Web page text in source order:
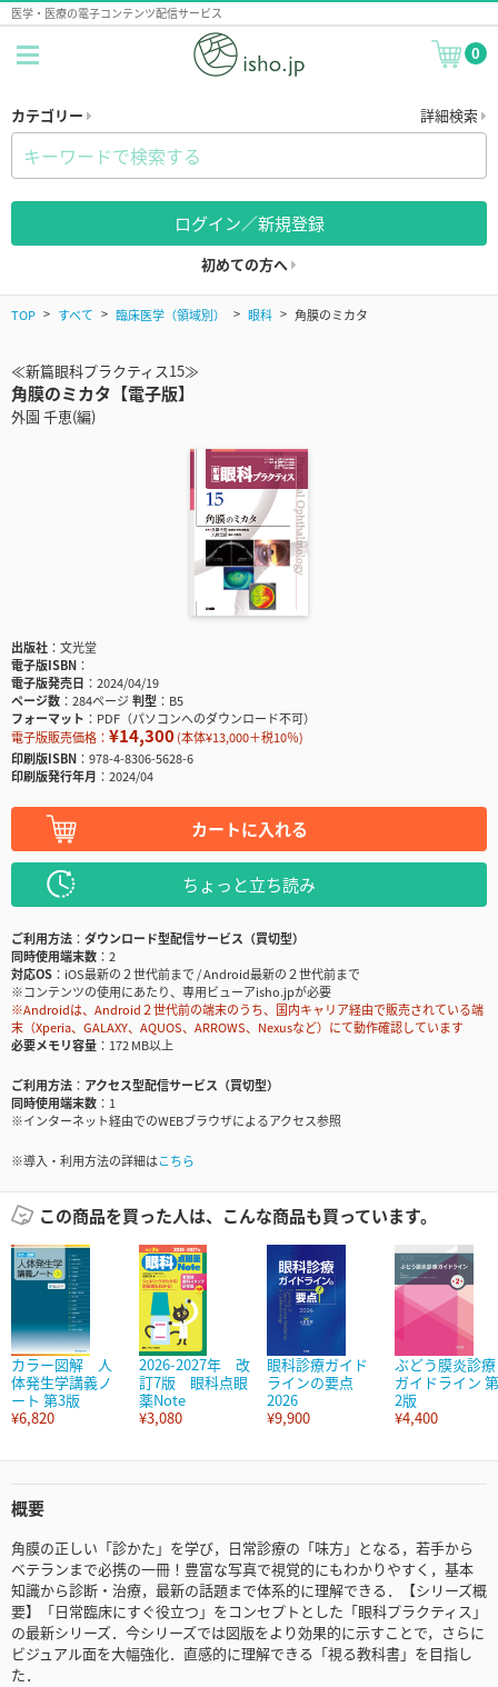
医学・医療の電子コンテンツ配信サービス
0
カテゴリー 詳細検索
ログイン／新規登録
初めての方へ
TOP すべて 臨床医学（領域別） 眼科 角膜のミカタ
≪新篇眼科プラクティス15≫
角膜のミカタ【電子版】
外園 千恵(編)
出版社
文光堂
電子版ISBN
電子版発売日
2024/04/19
ページ数
284ページ判型
B5
フォーマット
PDF（パソコンへのダウンロード不可）
電子版販売価格： ¥14,300(本体¥13,000＋税10％)
印刷版ISBN
978-4-8306-5628-6
印刷版発行年月
2024/04
カートに入れる
ちょっと立ち読み
ご利用方法
ダウンロード型配信サービス（買切型）
同時使用端末数
2
対応OS
iOS最新の２世代前まで / Android最新の２世代前まで
※コンテンツの使用にあたり、専用ビューアisho.jpが必要
※Androidは、Android２世代前の端末のうち、国内キャリア経由で販売されている端
末（Xperia、GALAXY、AQUOS、ARROWS、Nexusなど）にて動作確認しています
必要メモリ容量
172 MB以上
ご利用方法
アクセス型配信サービス（買切型）
同時使用端末数
1
※インターネット経由でのWEBブラウザによるアクセス参照
※導入・利用方法の詳細はこちら
この商品を買った人は、こんな商品も買っています。
カラー図解 人
体発生学講義ノ
ート 第3版
¥6,820
2026-2027年 改
訂7版 眼科点眼
薬Note
¥3,080
眼科診療ガイド
ラインの要点
2026
¥9,900
ぶどう膜炎診療
ガイドライン 第
2版
¥4,400
概要
角膜の正しい「診かた」を学び，日常診療の「味方」となる，若手から
ベテランまで必携の一冊！豊富な写真で視覚的にもわかりやすく，基本
知識から診断・治療，最新の話題まで体系的に理解できる．【シリーズ概
要】「日常臨床にすぐ役立つ」をコンセプトとした「眼科プラクティス」
の最新シリーズ．今シリーズでは図版をより効果的に示すことで，さらに
ビジュアル面を大幅強化．直感的に理解できる「視る教科書」を目指し
た．